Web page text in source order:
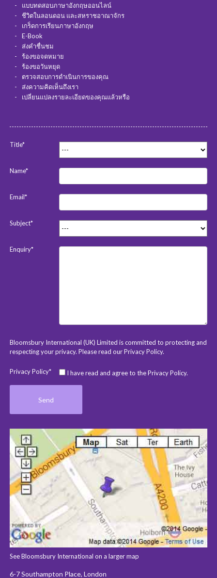
แบบทดสอบภาษาอังกฤษออนไลน์
ชีวิตในลอนดอน และสหราชอาณาจักร
เกร็ดการเรียนภาษาอังกฤษ
E-Book
ส่งคำชื่นชม
ร้องขอจดหมาย
ร้องขอวันหยุด
ตรวจสอบการดำเนินการของคุณ
ส่งความคิดเห็นถึงเรา
เปลี่ยนแปลงรายละเอียดของคุณแล้วหรือ
Title*
Name*
Email*
Subject*
Enquiry*
Bloomsbury International (UK) Limited is committed to protecting and
respecting your privacy. Please read ourPrivacy Policy.
Privacy Policy* I have read and agree to the Privacy Policy.
See Bloomsbury International on a larger map
6-7 Southampton Place, London